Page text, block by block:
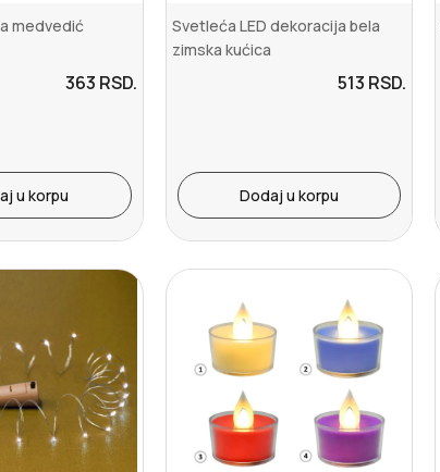
medvedić
363 RSD.
u korpu
Svetleća LED dekoracija bela
zimska kućica
513 RSD.
Dodaj u korpu